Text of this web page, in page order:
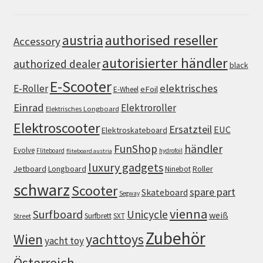
Accessoryaustria authorised reseller
authorized dealerautorisierter händlerblack
E-Roller E-ScooterE-WheeleFoil elektrisches
Einrad Elektrisches Longboard Elektroroller
ElektroscooterElektroskateboard Ersatzteil EUC
Evolve Fliteboard fliteboard austria FunShop hydrofoil händler
Jetboard Longboard luxury gadgetsNinebotRoller
schwarzScooter Segway Skateboard spare part
Street Surfboard SurfbrettSXT Unicyclevienna weiß
Wien yacht toyyachttoysZubehör